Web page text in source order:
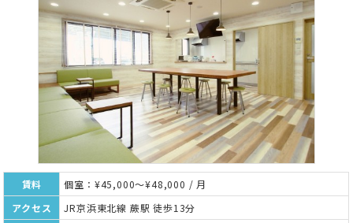
賃料
個室：¥45,000～¥48,000 / 月
アクセス
JR京浜東北線 蕨駅 徒歩13分